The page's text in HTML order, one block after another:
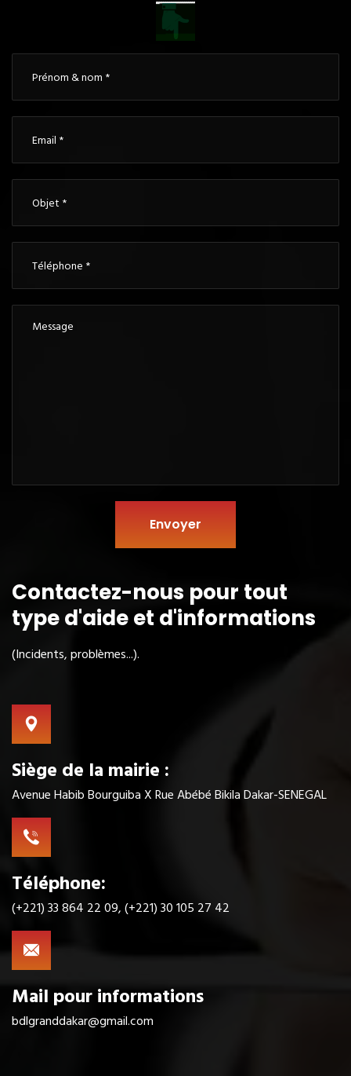
Envoyer
Contactez-nous pour tout
typed'aide et d'informations
(Incidents, problèmes...).
Siège de la mairie :
Avenue Habib Bourguiba X Rue Abébé Bikila Dakar-SENEGAL
Téléphone:
(+221) 33 864 22 09, (+221) 30 105 27 42
Mail pour informations
bdlgranddakar@gmail.com